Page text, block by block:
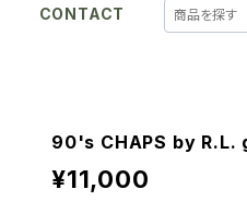
CONTACT
90's CHAPS by
¥11,000